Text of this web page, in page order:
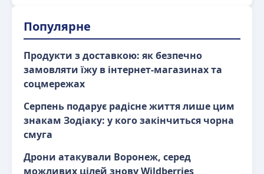
Популярне
Продукти з доставкою: як безпечно
замовляти їжу в інтернет-магазинах та
соцмережах
Серпень подарує радісне життя лише цим
знакам Зодіаку: у кого закінчиться чорна
смуга
Дрони атакували Воронеж, серед
можливих цілей знову Wildberries